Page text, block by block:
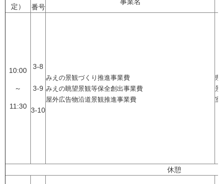
定）
番号
10:00
～
11:30
3-8
3-9
3-10
みえの景観づくり推進事業費
みえの眺望景観等保全創出事業費
屋外広告物沿道景観推進事業費
県
景
室
休憩